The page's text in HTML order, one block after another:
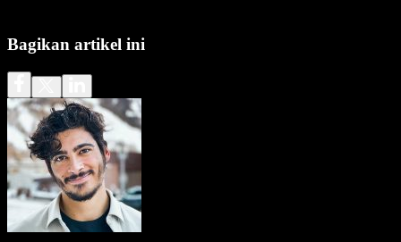
Bagikan artikel ini